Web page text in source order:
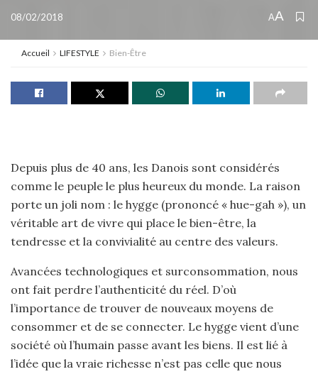
08/02/2018 AA
Accueil LIFESTYLE Bien-Être
Depuis plus de 40 ans, les Danois sont considérés
comme le peuple le plus heureux du monde. La raison
porte un joli nom : le hygge (prononcé « hue-gah »), un
véritable art de vivre qui place le bien-être, la
tendresse et la convivialité au centre des valeurs.
Avancées technologiques et surconsommation, nous
ont fait perdre l’authenticité du réel. D’où
l’importance de trouver de nouveaux moyens de
consommer et de se connecter. Le hygge vient d’une
société où l’humain passe avant les biens. Il est lié à
l’idée que la vraie richesse n’est pas celle que nous